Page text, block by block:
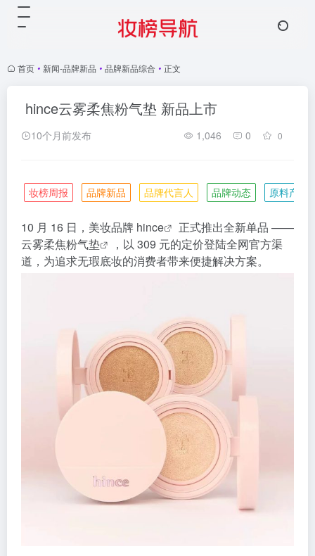
首页 • 新闻-品牌新品 • 品牌新品综合 • 正文
hince云雾柔焦粉气垫 新品上市
10个月前发布 1,046 0 0
妆榜周报 品牌新品 品牌代言人 品牌动态 原料产业
10 月 16 日，美妆品牌 hince
正式推出全新单品 ——
云雾柔焦粉气垫
，以 309 元的定价登陆全网官方渠
道，为追求无瑕底妆的消费者带来便捷解决方案。